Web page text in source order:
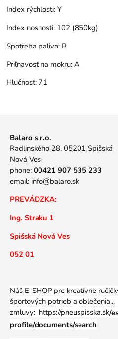
Index rýchlosti: Y
Index nosnosti: 102 (850kg)
Spotreba paliva: B
Priľnavosť na mokru: A
Hlučnosť: 71
Balaro s.r.o.
Radlinského 28, 05201 Spišská
Nová Ves
phone: 00421 907 535 233
email: info@balaro.sk
PREVÁDZKA:
Ing. Straku 1
Spišská Nová Ves
052 01
Náš E-SHOP pre kreatívne
športových potrieb a oblečenia...
zmluvy: https://pneuspisska.sk/
profile/documents/search